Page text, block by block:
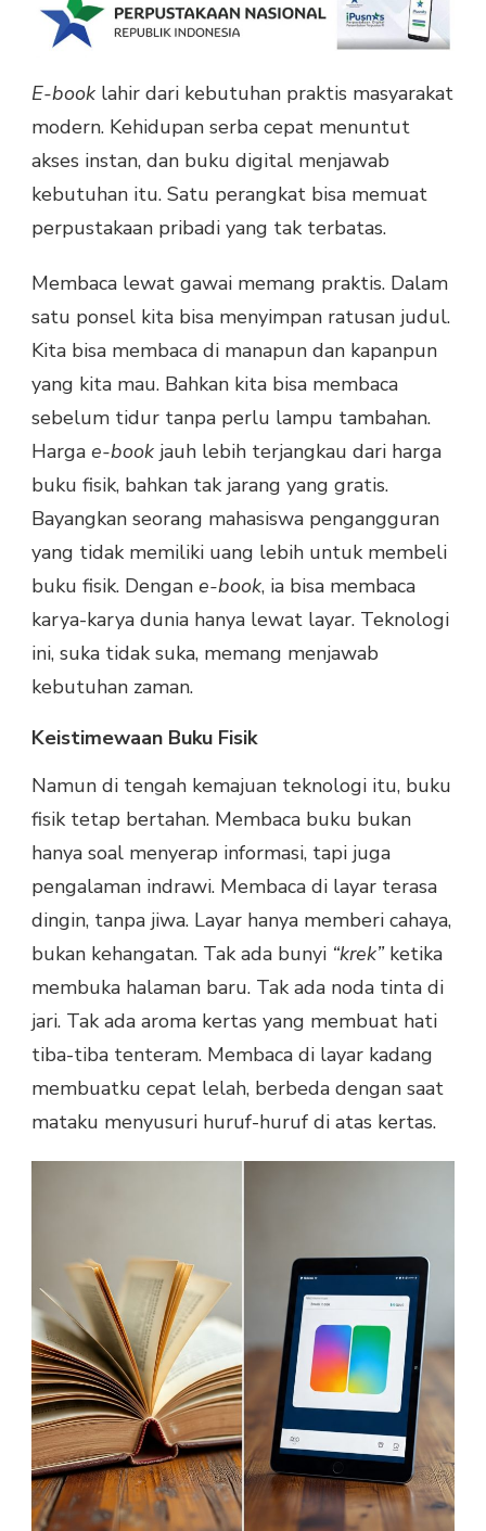
E-book lahir dari kebutuhan praktis masyarakat
modern. Kehidupan serba cepat menuntut
akses instan, dan buku digital menjawab
kebutuhan itu. Satu perangkat bisa memuat
perpustakaan pribadi yang tak terbatas.
Membaca lewat gawai memang praktis. Dalam
satu ponsel kita bisa menyimpan ratusan judul.
Kita bisa membaca di manapun dan kapanpun
yang kita mau. Bahkan kita bisa membaca
sebelum tidur tanpa perlu lampu tambahan.
Harga e-book jauh lebih terjangkau dari harga
buku fisik, bahkan tak jarang yang gratis.
Bayangkan seorang mahasiswa pengangguran
yang tidak memiliki uang lebih untuk membeli
buku fisik. Dengan e-book, ia bisa membaca
karya-karya dunia hanya lewat layar. Teknologi
ini, suka tidak suka, memang menjawab
kebutuhan zaman.
Keistimewaan Buku Fisik
Namun di tengah kemajuan teknologi itu, buku
fisik tetap bertahan. Membaca buku bukan
hanya soal menyerap informasi, tapi juga
pengalaman indrawi. Membaca di layar terasa
dingin, tanpa jiwa. Layar hanya memberi cahaya,
bukan kehangatan. Tak ada bunyi “krek”ketika
membuka halaman baru. Tak ada noda tinta di
jari. Tak ada aroma kertas yang membuat hati
tiba-tiba tenteram. Membaca di layar kadang
membuatku cepat lelah, berbeda dengan saat
mataku menyusuri huruf-huruf di atas kertas.